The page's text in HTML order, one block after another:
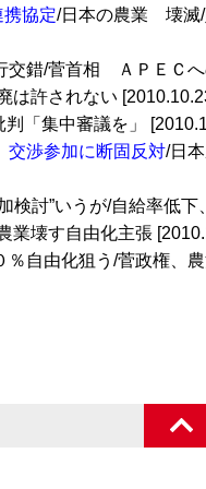
協定/日本の農業 壊滅
交錯/菅首相 ＡＰＥＣへ
は許されない
判「集中審議を」
交渉参加に断固反対/日
検討”いうが/自給率低
壊す自由化主張
％自由化狙う/菅政権、